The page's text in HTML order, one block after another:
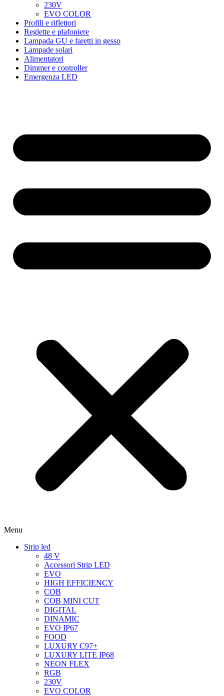
230V
EVO COLOR
Profili e riflettori
Reglette e plafoniere
Lampada GU e faretti in gesso
Lampade solari
Alimentatori
Dimmer e controller
Emergenza LED
Menu
Strip led
48 V
Accessori Strip LED
EVO
HIGH EFFICIENCY
COB
COB MINI CUT
DIGITAL
DINAMIC
EVO IP67
FOOD
LUXURY C97+
LUXURY LITE IP68
NEON FLEX
RGB
230V
EVO COLOR